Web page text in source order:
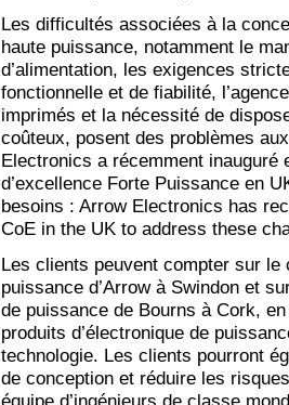
Les difficultés associées à la
haute puissance, notamment le
d’alimentation, les exigences
fonctionnelle et de fiabilité,
imprimés et la nécessité de
coûteux, posent des problèmes
Electronics a récemment inauguré
d’excellence Forte Puissance en
besoins : Arrow Electronics has
CoE in the UK to address these
Les clients peuvent compter sur le
puissance d’Arrow à Swindon et
de puissance de Bourns à Cork,
produits d’électronique de
technologie. Les clients pourront
de conception et réduire les
équipe d’ingénieurs de classe